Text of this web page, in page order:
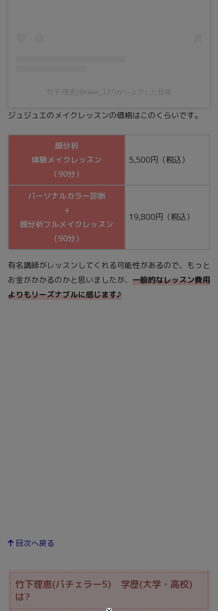
竹下 理恵(@riiiiie_127)がシェアした投稿
ジュジュエのメイクレッスンの価格はこのくらいです。
顔分析
体験メイクレッスン
（90分）
5,500円（税込）
パーソナルカラー診断
+
顔分析フルメイクレッスン
（90分）
19,800円（税込）
有名講師がレッスンしてくれる可能性があるので、もっと
お金がかかるのかと思いましたが、 一般的なレッスン費用
よりもリーズナブルに感じます♪
目次へ戻る
竹下理恵(バチェラー5) 学歴(大学・高校)
は?